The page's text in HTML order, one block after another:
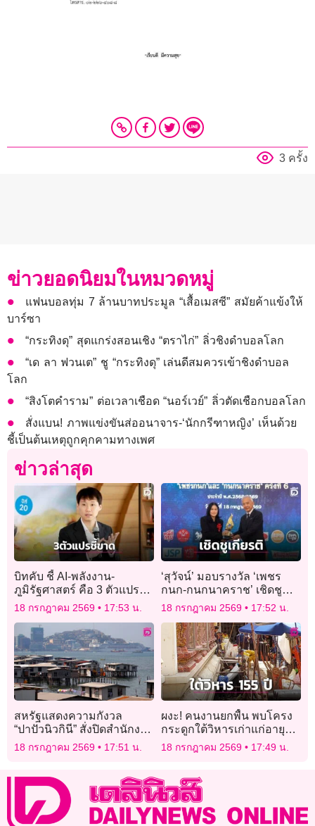
3 ครั้ง
ข่าวยอดนิยมในหมวดหมู่
แฟนบอลทุ่ม 7 ล้านบาทประมูล “เสื้อเมสซี” สมัยค้าแข้งให้
บาร์ซา
“กระทิงดุ” สุดแกร่งสอนเชิง “ตราไก่” ลิ่วชิงดำบอลโลก
“เด ลา ฟวนเต” ชู “กระทิงดุ” เล่นดีสมควรเข้าชิงดำบอล
โลก
“สิงโตคำราม” ต่อเวลาเชือด “นอร์เวย์” ลิ่วตัดเชือกบอลโลก
สั่งแบน! ภาพแข่งขันส่ออนาจาร-‘นักกรีฑาหญิง’ เห็นด้วย
ชี้เป็นต้นเหตุถูกคุกคามทางเพศ
ข่าวล่าสุด
บิทคับ ชี้ AI-พลังงาน-
ภูมิรัฐศาสตร์ คือ 3 ตัวแปร
ชี้ขาดเศรษฐกิจใหม่
18 กรกฎาคม 2569 17:53 น.
‘สุวัจน์’ มอบรางวัล ‘เพชร
กนก-กนกนาคราช’ เชิดชู
เกียรติคนดีศรีแผ่นดินและผู้
เสียสละ
18 กรกฎาคม 2569 17:52 น.
สหรัฐแสดงความกังวล
“ปาปัวนิวกินี” สั่งปิดสำนักงาน
ไต้หวันตามคำขู่ “จีน”
18 กรกฎาคม 2569 17:51 น.
ผงะ! คนงานยกพื้น พบโครง
กระดูกใต้วิหารเก่าแก่อายุ
155 ปี วัดดังกลางกรุง
18 กรกฎาคม 2569 17:49 น.